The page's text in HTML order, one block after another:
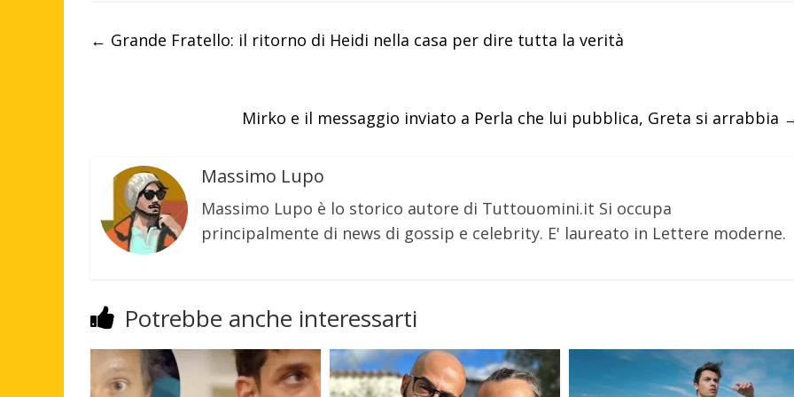
← Grande Fratello: il ritorno di Heidi nella casa per dire tutta la verità
Mirko e il messaggio inviato a Perla che lui pubblica, Greta si arrabbia
Massimo Lupo
Massimo Lupo è lo storico autore di Tuttouomini.it Si occupa
principalmente di news di gossip e celebrity. E' laureato in Lettere moderne.
Potrebbe anche interessarti